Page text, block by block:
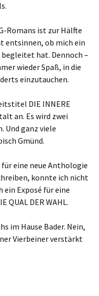
Romans ist zur Hälfte
entsinnen, ob mich ein
hat. Dennoch –
wieder Spaß, in die
einzutauchen.
DIE INNERE
an. Es wird zwei
Und ganz viele
Gmünd.
eine neue Anthologie
konnte ich nicht
Exposé für eine
DER WAHL.
im Hause Bader. Nein,
Vierbeiner verstärkt